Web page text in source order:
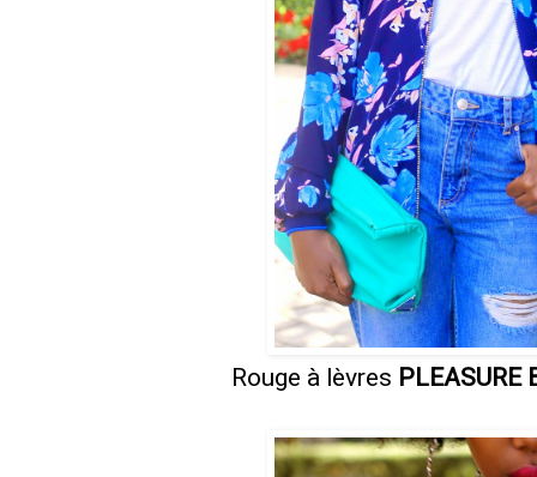
Rouge à lèvres PLEASURE